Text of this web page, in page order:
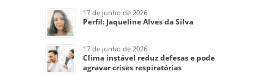
17 de junho de 2026
Perfil: Jaqueline Alves da Silva
17 de junho de 2026
Clima instável reduz defesas e pode
agravar crises respiratórias